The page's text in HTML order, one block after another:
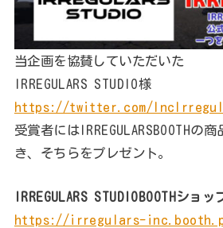
当企画を協賛していただいた
IRREGULARS STUDIO様
https://twitter.com/
受賞者にはIRREGULARSBOOTHの
き、そちらをプレゼント。
IRREGULARS STUDIOBOOTHショッ
https://irregulars-